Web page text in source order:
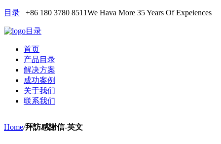
目录 +86 180 3780 8511We Hava More 35 Years Of Expeiences
目录
首页
产品目录
解决方案
成功案例
关于我们
联系我们
Home/拜訪感謝信-英文